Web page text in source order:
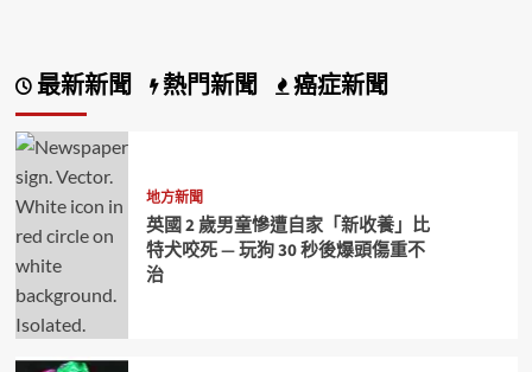
最新新聞 熱門新聞 癌症新聞
地方新聞
英國 2 歲男童慘遭自家「新收養」比
特犬咬死 — 玩狗 30 秒後爆頭傷重不
治